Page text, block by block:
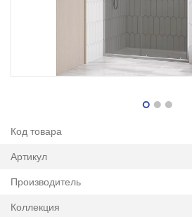
Код товара
Артикул
Производитель
Коллекция